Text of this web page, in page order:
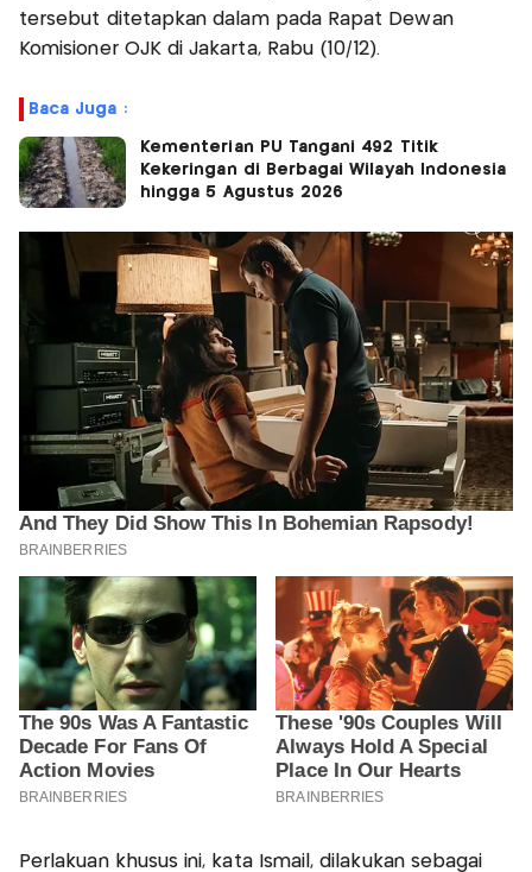
tersebut ditetapkan dalam pada Rapat Dewan
Komisioner OJK di Jakarta, Rabu (10/12).
Baca Juga :
Kementerian PU Tangani 492 Titik
Kekeringan di Berbagai Wilayah Indonesia
hingga 5 Agustus 2026
Perlakuan khusus ini, kata Ismail, dilakukan sebagai